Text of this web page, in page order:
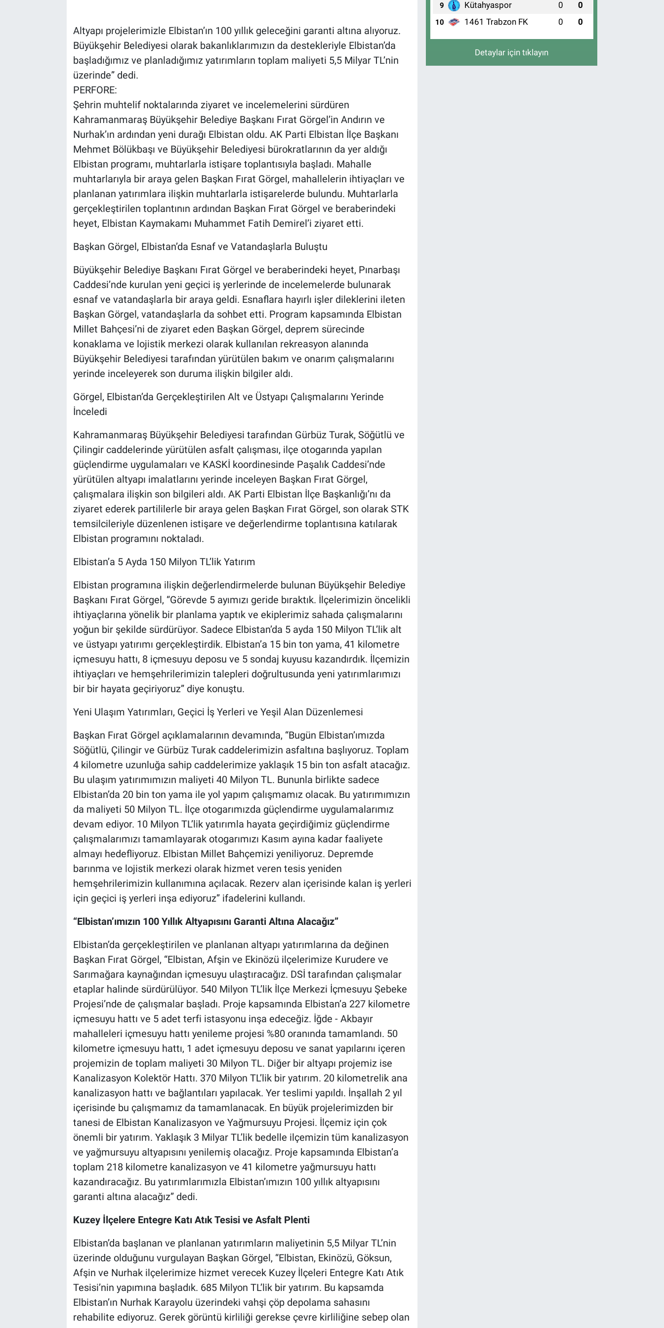
Altyapı projelerimizle Elbistan’ın 100 yıllık geleceğini garanti altına alıyoruz.
Büyükşehir Belediyesi olarak bakanlıklarımızın da destekleriyle Elbistan’da
başladığımız ve planladığımız yatırımların toplam maliyeti 5,5 Milyar TL’nin
üzerinde” dedi.
PERFORE:
Şehrin muhtelif noktalarında ziyaret ve incelemelerini sürdüren
Kahramanmaraş Büyükşehir Belediye Başkanı Fırat Görgel’in Andırın ve
Nurhak’ın ardından yeni durağı Elbistan oldu. AK Parti Elbistan İlçe Başkanı
Mehmet Bölükbaşı ve Büyükşehir Belediyesi bürokratlarının da yer aldığı
Elbistan programı, muhtarlarla istişare toplantısıyla başladı. Mahalle
muhtarlarıyla bir araya gelen Başkan Fırat Görgel, mahallelerin ihtiyaçları ve
planlanan yatırımlara ilişkin muhtarlarla istişarelerde bulundu. Muhtarlarla
gerçekleştirilen toplantının ardından Başkan Fırat Görgel ve beraberindeki
heyet, Elbistan Kaymakamı Muhammet Fatih Demirel’i ziyaret etti.
Başkan Görgel, Elbistan’da Esnaf ve Vatandaşlarla Buluştu
Büyükşehir Belediye Başkanı Fırat Görgel ve beraberindeki heyet, Pınarbaşı
Caddesi’nde kurulan yeni geçici iş yerlerinde de incelemelerde bulunarak
esnaf ve vatandaşlarla bir araya geldi. Esnaflara hayırlı işler dileklerini ileten
Başkan Görgel, vatandaşlarla da sohbet etti. Program kapsamında Elbistan
Millet Bahçesi’ni de ziyaret eden Başkan Görgel, deprem sürecinde
konaklama ve lojistik merkezi olarak kullanılan rekreasyon alanında
Büyükşehir Belediyesi tarafından yürütülen bakım ve onarım çalışmalarını
yerinde inceleyerek son duruma ilişkin bilgiler aldı.
Görgel, Elbistan’da Gerçekleştirilen Alt ve Üstyapı Çalışmalarını Yerinde
İnceledi
Kahramanmaraş Büyükşehir Belediyesi tarafından Gürbüz Turak, Söğütlü ve
Çilingir caddelerinde yürütülen asfalt çalışması, ilçe otogarında yapılan
güçlendirme uygulamaları ve KASKİ koordinesinde Paşalık Caddesi’nde
yürütülen altyapı imalatlarını yerinde inceleyen Başkan Fırat Görgel,
çalışmalara ilişkin son bilgileri aldı. AK Parti Elbistan İlçe Başkanlığı’nı da
ziyaret ederek partililerle bir araya gelen Başkan Fırat Görgel, son olarak STK
temsilcileriyle düzenlenen istişare ve değerlendirme toplantısına katılarak
Elbistan programını noktaladı.
Elbistan’a 5 Ayda 150 Milyon TL’lik Yatırım
Elbistan programına ilişkin değerlendirmelerde bulunan Büyükşehir Belediye
Başkanı Fırat Görgel, “Görevde 5 ayımızı geride bıraktık. İlçelerimizin öncelikli
ihtiyaçlarına yönelik bir planlama yaptık ve ekiplerimiz sahada çalışmalarını
yoğun bir şekilde sürdürüyor. Sadece Elbistan’da 5 ayda 150 Milyon TL’lik alt
ve üstyapı yatırımı gerçekleştirdik. Elbistan’a 15 bin ton yama, 41 kilometre
içmesuyu hattı, 8 içmesuyu deposu ve 5 sondaj kuyusu kazandırdık. İlçemizin
ihtiyaçları ve hemşehrilerimizin talepleri doğrultusunda yeni yatırımlarımızı
bir bir hayata geçiriyoruz” diye konuştu.
Yeni Ulaşım Yatırımları, Geçici İş Yerleri ve Yeşil Alan Düzenlemesi
Başkan Fırat Görgel açıklamalarının devamında, “Bugün Elbistan’ımızda
Söğütlü, Çilingir ve Gürbüz Turak caddelerimizin asfaltına başlıyoruz. Toplam
4 kilometre uzunluğa sahip caddelerimize yaklaşık 15 bin ton asfalt atacağız.
Bu ulaşım yatırımımızın maliyeti 40 Milyon TL. Bununla birlikte sadece
Elbistan’da 20 bin ton yama ile yol yapım çalışmamız olacak. Bu yatırımımızın
da maliyeti 50 Milyon TL. İlçe otogarımızda güçlendirme uygulamalarımız
devam ediyor. 10 Milyon TL’lik yatırımla hayata geçirdiğimiz güçlendirme
çalışmalarımızı tamamlayarak otogarımızı Kasım ayına kadar faaliyete
almayı hedefliyoruz. Elbistan Millet Bahçemizi yeniliyoruz. Depremde
barınma ve lojistik merkezi olarak hizmet veren tesis yeniden
hemşehrilerimizin kullanımına açılacak. Rezerv alan içerisinde kalan iş yerleri
için geçici iş yerleri inşa ediyoruz” ifadelerini kullandı.
“Elbistan’ımızın 100 Yıllık Altyapısını Garanti Altına Alacağız”
Elbistan’da gerçekleştirilen ve planlanan altyapı yatırımlarına da değinen
Başkan Fırat Görgel, “Elbistan, Afşin ve Ekinözü ilçelerimize Kurudere ve
Sarımağara kaynağından içmesuyu ulaştıracağız. DSİ tarafından çalışmalar
etaplar halinde sürdürülüyor. 540 Milyon TL’lik İlçe Merkezi İçmesuyu Şebeke
Projesi’nde de çalışmalar başladı. Proje kapsamında Elbistan’a 227 kilometre
içmesuyu hattı ve 5 adet terfi istasyonu inşa edeceğiz. İğde - Akbayır
mahalleleri içmesuyu hattı yenileme projesi %80 oranında tamamlandı. 50
kilometre içmesuyu hattı, 1 adet içmesuyu deposu ve sanat yapılarını içeren
projemizin de toplam maliyeti 30 Milyon TL. Diğer bir altyapı projemiz ise
Kanalizasyon Kolektör Hattı. 370 Milyon TL’lik bir yatırım. 20 kilometrelik ana
kanalizasyon hattı ve bağlantıları yapılacak. Yer teslimi yapıldı. İnşallah 2 yıl
içerisinde bu çalışmamız da tamamlanacak. En büyük projelerimizden bir
tanesi de Elbistan Kanalizasyon ve Yağmursuyu Projesi. İlçemiz için çok
önemli bir yatırım. Yaklaşık 3 Milyar TL’lik bedelle ilçemizin tüm kanalizasyon
ve yağmursuyu altyapısını yenilemiş olacağız. Proje kapsamında Elbistan’a
toplam 218 kilometre kanalizasyon ve 41 kilometre yağmursuyu hattı
kazandıracağız. Bu yatırımlarımızla Elbistan’ımızın 100 yıllık altyapısını
garanti altına alacağız” dedi.
Kuzey İlçelere Entegre Katı Atık Tesisi ve Asfalt Plenti
Elbistan’da başlanan ve planlanan yatırımların maliyetinin 5,5 Milyar TL’nin
üzerinde olduğunu vurgulayan Başkan Görgel, “Elbistan, Ekinözü, Göksun,
Afşin ve Nurhak ilçelerimize hizmet verecek Kuzey İlçeleri Entegre Katı Atık
Tesisi’nin yapımına başladık. 685 Milyon TL’lik bir yatırım. Bu kapsamda
Elbistan’ın Nurhak Karayolu üzerindeki vahşi çöp depolama sahasını
rehabilite ediyoruz. Gerek görüntü kirliliği gerekse çevre kirliliğine sebep olan
9 Kütahyaspor 0 0
10 1461 Trabzon FK 0 0
Detaylar için tıklayın